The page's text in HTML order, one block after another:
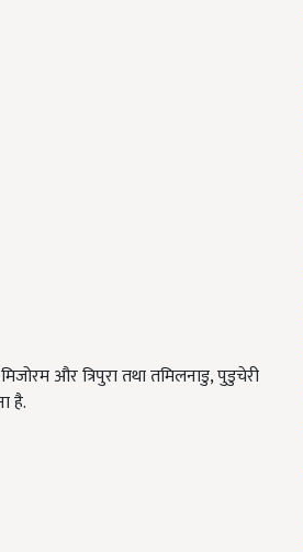
और त्रिपुरा तथा तमिलनाडु, पुडुचेरी
है.